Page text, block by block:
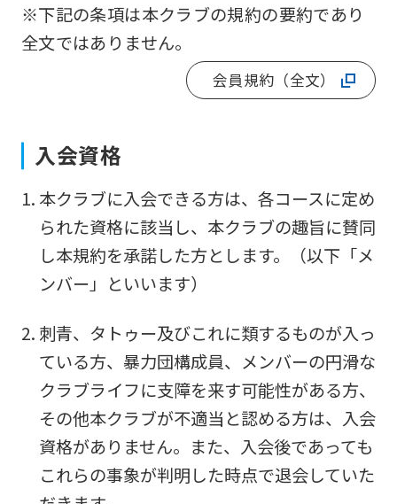
※下記の条項は本クラブの規約の要約であり
全文ではありません。
会員規約（全文）
入会資格
本クラブに入会できる方は、各コースに定め
られた資格に該当し、本クラブの趣旨に賛同
し本規約を承諾した方とします。（以下「メ
ンバー」といいます）
刺青、タトゥー及びこれに類するものが入っ
ている方、暴力団構成員、メンバーの円滑な
クラブライフに支障を来す可能性がある方、
その他本クラブが不適当と認める方は、入会
資格がありません。また、入会後であっても
これらの事象が判明した時点で退会していた
For
foreigners
official
website
is
automatically
translated
into